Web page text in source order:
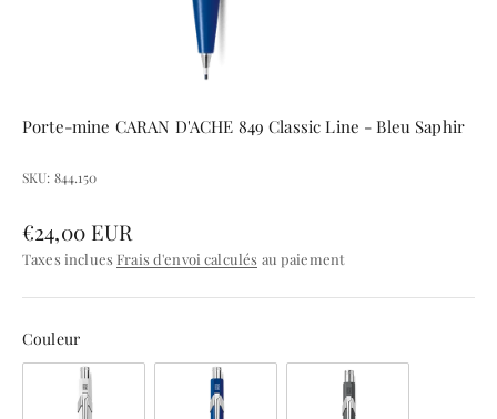
Porte-mine CARAN D'ACHE 849 Classic Line - Bleu Saphir
SKU: 844.150
Prix de vente
€24,00 EUR
Taxes inclues Frais d'envoi calculés au paiement
CouleurCouleur